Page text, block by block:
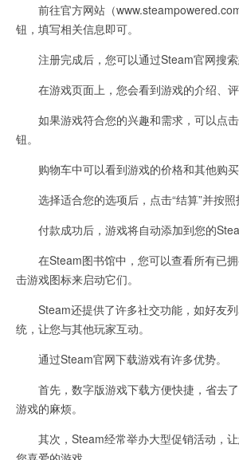
前往官方网站（
钮，填写相关信息即可。
注册完成后，您可以通过Steam官网搜索
在游戏页面上，您会看到游戏的介绍、评
如果游戏符合您的兴趣和需求，可以点击
钮。
购物车中可以看到游戏的价格和其他购买
选择适合您的选项后，点击“结算”并按照
付款成功后，游戏将自动添加到您的
在Steam图书馆中，您可以查看所有已拥
击游戏图标来启动它们。
Steam还提供了许多社交功能，如好友列
统，让您与其他玩家互动。
通过Steam官网下载游戏有许多优势。
首先，数字版游戏下载方便快捷，省去了
游戏的麻烦。
其次，Steam经常举办大型促销活动，让